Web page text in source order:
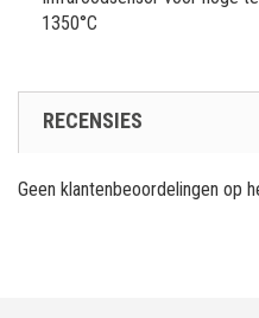
1350°C
RECENSIES
Geen klantenbeoordelingen op